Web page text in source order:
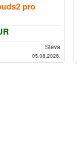
pro
Steva
05.08.2026.